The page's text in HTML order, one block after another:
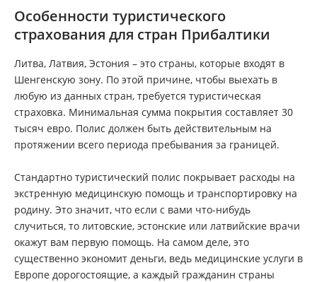
Особенности туристического
страхования для стран Прибалтики
Литва, Латвия, Эстония – это страны, которые входят в
Шенгенскую зону. По этой причине, чтобы выехать в
любую из данных стран, требуется туристическая
страховка. Минимальная сумма покрытия составляет 30
тысяч евро. Полис должен быть действительным на
протяжении всего периода пребывания за границей.
Стандартно туристический полис покрывает расходы на
экстренную медицинскую помощь и транспортировку на
родину. Это значит, что если с вами что-нибудь
случиться, то литовские, эстонские или латвийские врачи
окажут вам первую помощь. На самом деле, это
существенно экономит деньги, ведь медицинские услуги в
Европе дорогостоящие, а каждый гражданин страны